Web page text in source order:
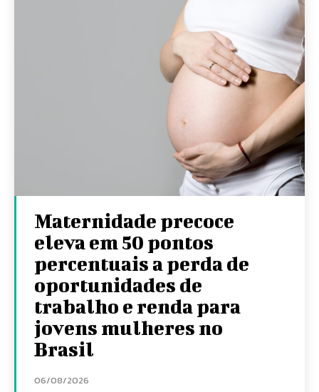
Maternidade precoce
eleva em 50 pontos
percentuais a perda de
oportunidades de
trabalho e renda para
jovens mulheres no
Brasil
06/08/2026